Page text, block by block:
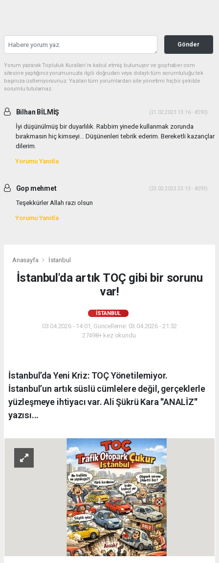
Gönder
Yorum yazarak Topluluk Kuralları’nı kabul etmiş bulunuyor ve gophaber.com
sitesine yaptığınız yorumunuzla ilgili doğrudan veya dolaylı tüm sorumluluğu tek
başınıza üstleniyorsunuz. Yazılan tüm yorumlardan site yönetimi hiçbir şekilde
sorumlu tutulamaz.
Bilhan BİLMİŞ (21.02.2023 13:16 - #290)
İyi düşünülmüş bir duyarlılık. Rabbim yinede kullanmak zorunda
bırakmasın hiç kimseyi... Düşünenleri tebrik ederim. Bereketli kazançlar
dilerim.
Yorumu Yanıtla
Gop mehmet (23.02.2023 23:13 - #293)
Teşekkürler Allah razı olsun
Yorumu Yanıtla
Anasayfa İstanbul
İstanbul'da artık TOÇ gibi bir sorunu
var!
İSTANBUL
03.04.2026 - 14:01, Güncelleme: 03.04.2026 - 21:32
27498+ kez okundu.
İstanbul’da Yeni Kriz: TOÇ Yönetilemiyor.
İstanbul’un artık süslü cümlelere değil, gerçeklerle
yüzleşmeye ihtiyacı var. Ali Şükrü Kara ''ANALİZ''
yazısı...